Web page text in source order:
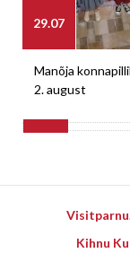
29.07
Manõja
2. august
Kihnu